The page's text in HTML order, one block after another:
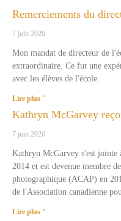
Remerciements du
7 juin 2026
Mon mandat de directeur de
extraordinaire. Ce fut une
avec les élèves de l'école.
Lire plus "
Kathryn McGarvey
7 juin 2026
Kathryn McGarvey s'est jointe
2014 et est devenue membre
photographique (ACAP) en
de l'Association canadienne
Lire plus "